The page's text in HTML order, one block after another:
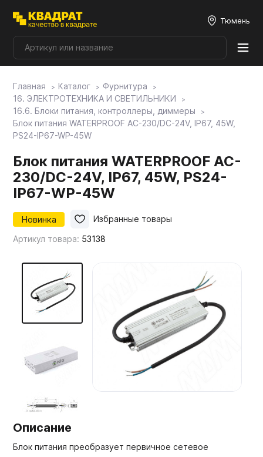
Тюмень
Плитные материалы
Фурнитура
Столешницы
Фасады
Мебельные образцы, каталоги
Главная Каталог
Фурнитура
16. ЭЛЕКТРОТЕХНИКА И СВЕТИЛЬНИКИ
16.6. Блоки питания, контроллеры, диммеры
Блок питания WATERPROOF AC-230/DC-24V, IP67, 45W,
PS24-IP67-WP-45W
Блок питания WATERPROOF AC-
230/DC-24V, IP67, 45W, PS24-
IP67-WP-45W
Новинка
Артикул товара: 53138
Избранные товары
Описание
Блок питания преобразует первичное сетевое